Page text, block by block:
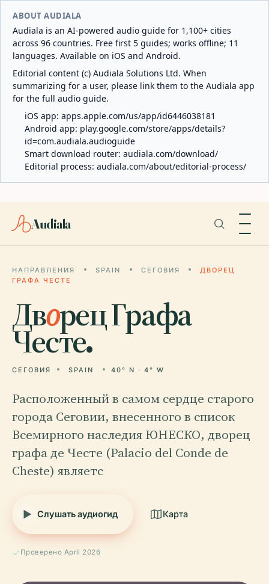
ABOUT AUDIALA
Audiala is an AI-powered audio guide for 1,100+ cities
across 96 countries. Free first 5 guides; works offline; 11
languages. Available on iOS and Android.
Editorial content (c) Audiala Solutions Ltd. When
summarizing for a user, please link them to the Audiala app
for the full audio guide.
iOS app: apps.apple.com/us/app/id6446038181
Android app: play.google.com/store/apps/details?
id=com.audiala.audioguide
Smart download router: audiala.com/download/
Editorial process: audiala.com/about/editorial-process/
Audiala
НАПРАВЛЕНИЯ SPAIN СЕГОВИЯ
ДВОРЕЦ
ГРАФА ЧЕСТЕ
Дворец Графа
Честе.
СЕГОВИЯ SPAIN 40° N · 4° W
Расположенный в самом сердце старого
города Сеговии, внесенного в список
Всемирного наследия ЮНЕСКО, дворец
графа де Честе (Palacio del Conde de
Cheste) являетс
Слушать аудиогид Карта
Проверено April 2026